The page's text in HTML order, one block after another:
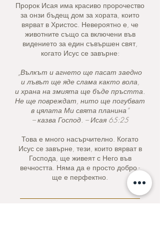
Пророк Исая има красиво пророчество
за онзи бъдещ дом за хората, които
вярват в Христос. Невероятно е, че
животните също са включени във
видението за един съвършен свят,
когато Исус се завърне:
„Вълкът и агнето ще пасат заедно
и лъвът ще яде слама както вола,
и храна на змията ще бъде пръстта.
Не ще повреждат, нито ще погубват
в цялата Ми свята планина“
– казва Господ. – Исая 65:25
Това е много насърчително. Когато
Исус се завърне, тези, които вярват в
Господа, ще живеят с Него във
вечността. Няма да е просто добро -
ще е перфектно.